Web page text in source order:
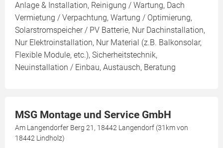
Anlage & Installation, Reinigung / Wartung, Dach
Vermietung / Verpachtung, Wartung / Optimierung,
Solarstromspeicher / PV Batterie, Nur Dachinstallation,
Nur Elektroinstallation, Nur Material (z.B. Balkonsolar,
Flexible Module, etc.), Sicherheitstechnik,
Neuinstallation / Einbau, Austausch, Beratung
MSG Montage und Service GmbH
Am Langendorfer Berg 21, 18442 Langendorf (31km von
18442 Lindholz)